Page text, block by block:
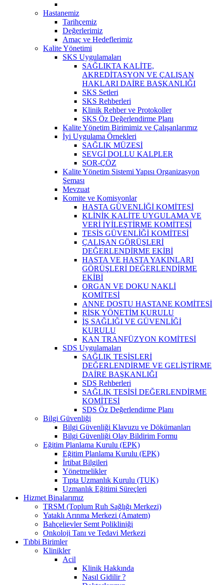
Hastanemiz
Tarihçemiz
Değerlerimiz
Amaç ve Hedeflerimiz
Kalite Yönetimi
SKS Uygulamaları
SAĞLIKTA KALİTE,
AKREDİTASYON VE ÇALIŞAN
HAKLARI DAİRE BAŞKANLIĞI
SKS Setleri
SKS Rehberleri
Klinik Rehber ve Protokoller
SKS Öz Değerlendirme Planı
Kalite Yönetim Birimimiz ve Çalışanlarımız
İyi Uygulama Örnekleri
SAĞLIK MÜZESİ
SEVGİ DOLLU KALPLER
SOR-ÇÖZ
Kalite Yönetim Sistemi Yapısı Organizasyon
Şeması
Mevzuat
Komite ve Komisyonlar
HASTA GÜVENLİĞİ KOMİTESİ
KLİNİK KALİTE UYGULAMA VE
VERİ İYİLEŞTİRME KOMİTESİ
TESİS GÜVENLİĞİ KOMİTESİ
ÇALIŞAN GÖRÜŞLERİ
DEĞERLENDİRME EKİBİ
HASTA VE HASTA YAKINLARI
GÖRÜŞLERİ DEĞERLENDİRME
EKİBİ
ORGAN VE DOKU NAKLİ
KOMİTESİ
ANNE DOSTU HASTANE KOMİTESİ
RİSK YÖNETİM KURULU
İŞ SAĞLIĞI VE GÜVENLİĞİ
KURULU
KAN TRANFÜZYON KOMİTESİ
SDS Uygulamaları
SAĞLIK TESİSLERİ
DEĞERLENDİRME VE GELİŞTİRME
DAİRE BAŞKANLIĞI
SDS Rehberleri
SAĞLIK TESİSİ DEĞERLENDİRME
KOMİTESİ
SDS Öz Değerlendirme Planı
Bilgi Güvenliği
Bilgi Güvenliği Klavuzu ve Dökümanları
Bilgi Güvenliği Olay Bildirim Formu
Eğitim Planlama Kurulu (EPK)
Eğitim Planlama Kurulu (EPK)
İrtibat Bilgileri
Yönetmelikler
Tıpta Uzmanlık Kurulu (TUK)
Uzmanlık Eğitimi Süreçleri
Hizmet Binalarımız
TRSM (Toplum Ruh Sağlığı Merkezi)
Yataklı Arınma Merkezi (Amatem)
Bahçelievler Semt Polikliniği
Onkoloji Tanı ve Tedavi Merkezi
Tıbbi Birimler
Klinikler
Acil
Klinik Hakkında
Nasıl Gidilir ?